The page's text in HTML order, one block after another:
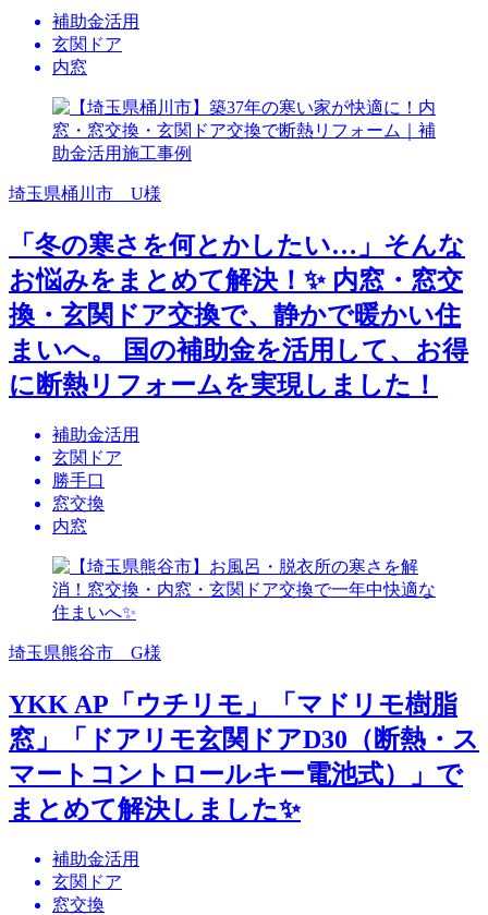
補助金活用
玄関ドア
内窓
埼玉県桶川市 U様
「冬の寒さを何とかしたい…」そんな
お悩みをまとめて解決！✨ 内窓・窓交
換・玄関ドア交換で、静かで暖かい住
まいへ。 国の補助金を活用して、お得
に断熱リフォームを実現しました！
補助金活用
玄関ドア
勝手口
窓交換
内窓
埼玉県熊谷市 G様
YKK AP「ウチリモ」「マドリモ樹脂
窓」「ドアリモ玄関ドアD30（断熱・ス
マートコントロールキー電池式）」で
まとめて解決しました✨
補助金活用
玄関ドア
窓交換